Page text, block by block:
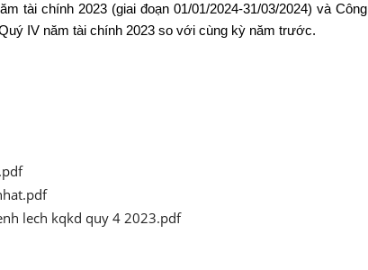
tài chính 2023 (giai đoạn 01/01/2024-31/03/2024) và Công
IV năm tài chính 2023 so với cùng kỳ năm trước.
lech kqkd quy 4 2023.pdf